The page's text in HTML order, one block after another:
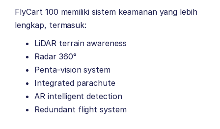
FlyCart 100 memiliki sistem keamanan yang lebih
lengkap, termasuk:
LiDAR terrain awareness
Radar 360°
Penta-vision system
Integrated parachute
AR intelligent detection
Redundant flight system